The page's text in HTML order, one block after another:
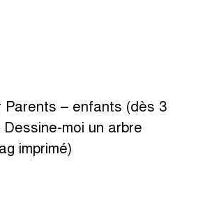
Parents – enfants (dès 3
Dessine-moi un arbre
imprimé)